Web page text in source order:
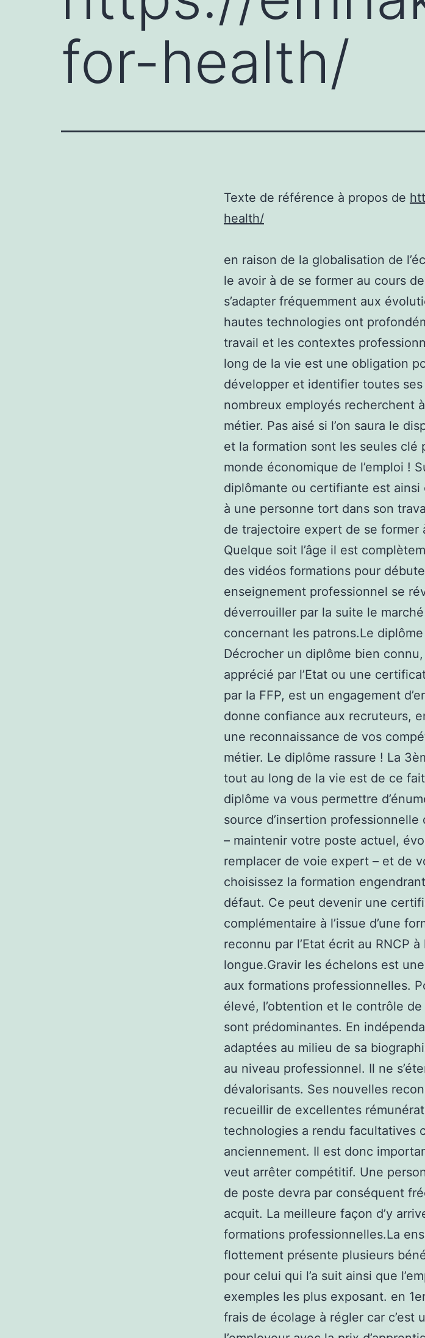
for-health/
Texte de référence à propos de
health/
en raison de la globalisation de
le avoir à de se former au cours
s’adapter fréquemment aux
hautes technologies ont
travail et les contextes
long de la vie est une obligation
développer et identifier toutes
nombreux employés recherchent
métier. Pas aisé si l’on saura le
et la formation sont les seules clé
monde économique de l’emploi !
diplômante ou certifiante est ainsi
à une personne tort dans son
de trajectoire expert de se former
Quelque soit l’âge il est
des vidéos formations pour
enseignement professionnel se
déverrouiller par la suite le
concernant les patrons.Le
Décrocher un diplôme bien
apprécié par l’Etat ou une
par la FFP, est un engagement
donne confiance aux recruteurs,
une reconnaissance de vos
métier. Le diplôme rassure ! La
tout au long de la vie est de ce
diplôme va vous permettre
source d’insertion
– maintenir votre poste actuel,
remplacer de voie expert – et de
choisissez la formation
défaut. Ce peut devenir une
complémentaire à l’issue d’une
reconnu par l’Etat écrit au RNCP
longue.Gravir les échelons est
aux formations professionnelles.
élevé, l’obtention et le contrôle
sont prédominantes. En
adaptées au milieu de sa
au niveau professionnel. Il ne
dévalorisants. Ses nouvelles
recueillir de excellentes
technologies a rendu facultatives
anciennement. Il est donc
veut arrêter compétitif. Une
de poste devra par conséquent
acquit. La meilleure façon d’y
formations professionnelles.La
flottement présente plusieurs
pour celui qui l’a suit ainsi que
exemples les plus exposant. en
frais de écolage à régler car c’est